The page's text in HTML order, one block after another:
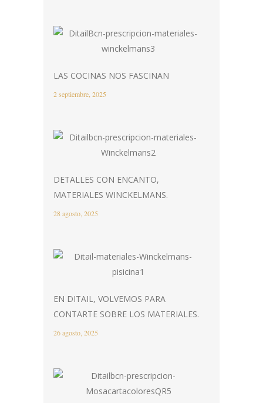
LAS COCINAS NOS FASCINAN
2 septiembre, 2025
DETALLES CON ENCANTO,
MATERIALES WINCKELMANS.
28 agosto, 2025
EN DITAIL, VOLVEMOS PARA
CONTARTE SOBRE LOS MATERIALES.
26 agosto, 2025